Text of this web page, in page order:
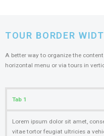
TOUR BORDER
A better way to organize the
horizontal menu or via tours in
Tab 1
Lorem ipsum dolor sit amet,
vitae tortor feugiat ultricies a